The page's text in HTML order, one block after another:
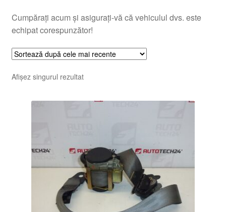
Cumpărați acum și asigurați-vă că vehiculul dvs. este
echipat corespunzător!
Afișez singurul rezultat